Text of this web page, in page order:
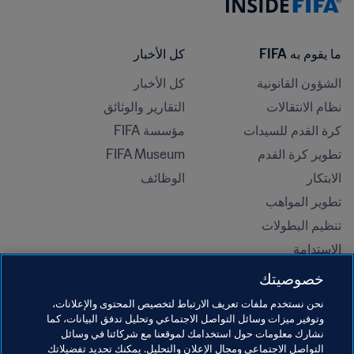
ما يقوم به FIFA
الشؤون القانونية
نظام الانتقالات
كرة القدم للسيدات
تطوير كرة القدم
الابتكار
تطوير المواهب
تنظيم البطولات
الاستدامة
حقوق الإنسان ومناهضة التمييز
المبادرات التعليمية
كل الأخبار
كل الأخبار
التقارير والوثائق
مؤسسة FIFA
FIFA Museum
الوظائف
خصوصيتك
نحن نستخدم ملفات تعريف الارتباط لتخصيص المحتوى والإعلانات،
وتوفير ميزات وسائل التواصل الاجتماعي وتحليل تدفق البيانات، كما
نشارك معلومات حول استخدامك لموقعنا مع شركائنا في وسائل
التواصل الاجتماعي ومجال الإعلان والتحليل. يمكنك تحديد تفضيلاتك